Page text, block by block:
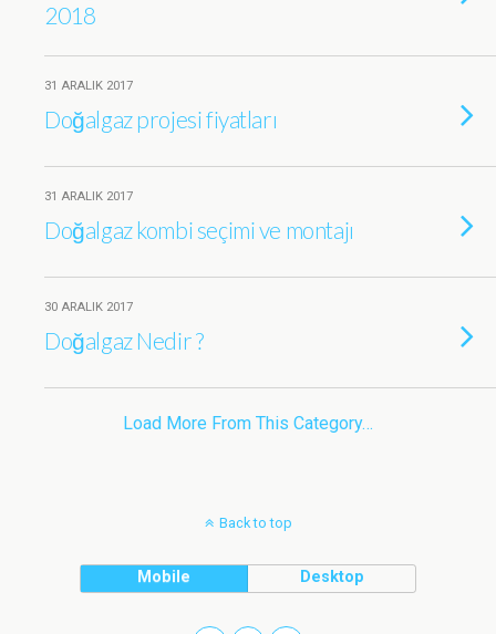
2018
31 ARALIK 2017
Doğalgaz projesi fiyatları
31 ARALIK 2017
Doğalgaz kombi seçimi ve montajı
30 ARALIK 2017
Doğalgaz Nedir ?
Load More From This Category…
Back to top
Mobile Desktop